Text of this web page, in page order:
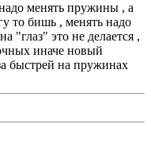
менять пружины , а
то бишь , менять надо
"глаз" это не делается ,
иначе новый
быстрей на пружинах